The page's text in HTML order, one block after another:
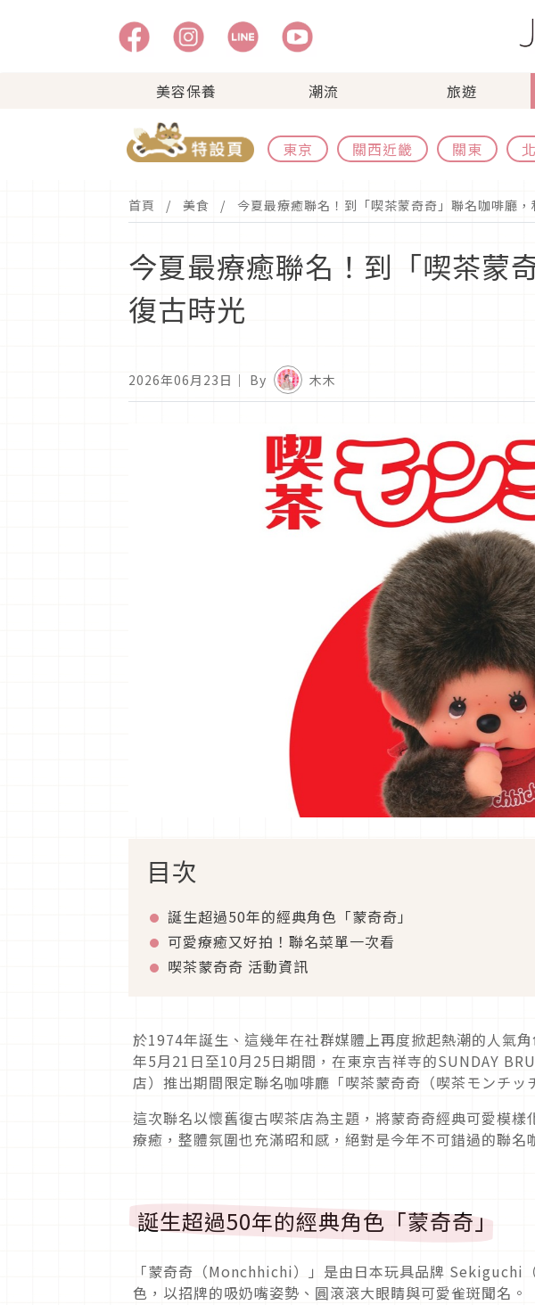
美容保養 潮流 旅遊
東京 關西近畿 關東
首頁 美食 今夏最療癒聯名！到「喫茶蒙奇奇」聯名咖啡廳
今夏最療癒聯名！到「喫茶蒙
復古時光
2026年06月23日 ｜ By 木木
目次
誕生超過50年的經典角色「蒙奇奇」
可愛療癒又好拍！聯名菜單一次看
喫茶蒙奇奇 活動資訊
於1974年誕生、這幾年在社群媒體上再度掀起熱潮的人氣
年5月21日至10月25日期間，在東京吉祥寺的SUNDAY
店）推出期間限定聯名咖啡廳「喫茶蒙奇奇（喫茶モンチッ
這次聯名以懷舊復古喫茶店為主題，將蒙奇奇經典可愛模
療癒，整體氛圍也充滿昭和感，絕對是今年不可錯過的聯名
誕生超過50年的經典角色「蒙奇奇」
「蒙奇奇（Monchhichi）」是由日本玩具品牌 Sekiguchi
色，以招牌的吸奶嘴姿勢、圓滾滾大眼睛與可愛雀斑聞名。